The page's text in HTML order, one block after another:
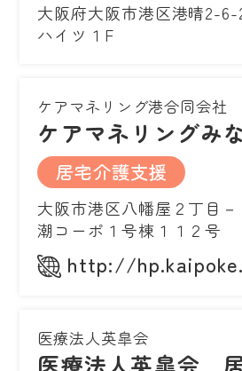
大阪府大阪市港区港晴2-6-
ハイツ１F
ケアマネリング港合同会社
ケアマネリングみ
居宅介護支援
大阪市港区八幡屋２丁目
潮コーポ１号棟１１２号
http://
医療法人英皐会
医療法人英皐会